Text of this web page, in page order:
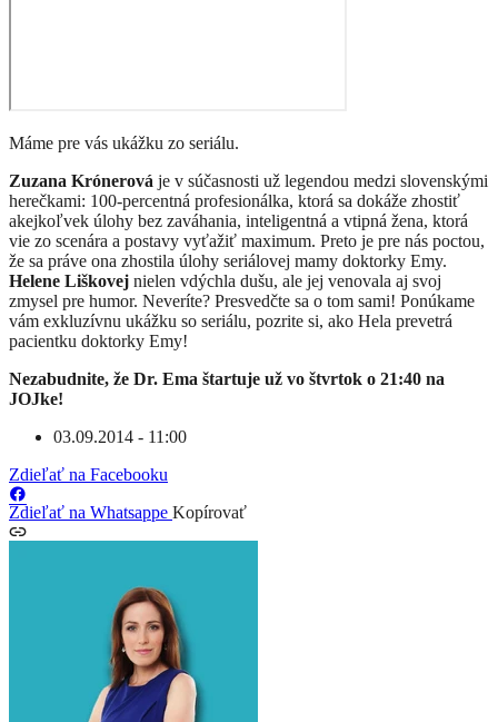
Máme pre vás ukážku zo seriálu.
Zuzana Krónerová je v súčasnosti už legendou medzi slovenskými
herečkami: 100-percentná profesionálka, ktorá sa dokáže zhostiť
akejkoľvek úlohy bez zaváhania, inteligentná a vtipná žena, ktorá
vie zo scenára a postavy vyťažiť maximum. Preto je pre nás poctou,
že sa práve ona zhostila úlohy seriálovej mamy doktorky Emy.
Helene Liškovej nielen vdýchla dušu, ale jej venovala aj svoj
zmysel pre humor. Neveríte? Presvedčte sa o tom sami! Ponúkame
vám exkluzívnu ukážku so seriálu, pozrite si, ako Hela prevetrá
pacientku doktorky Emy!
Nezabudnite, že Dr. Ema štartuje už vo štvrtok o 21:40 na
JOJke!
03.09.2014 - 11:00
Zdieľať na Facebooku
Zdieľať na Whatsappe Kopírovať